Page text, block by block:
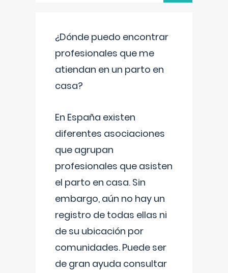
¿Dónde puedo encontrar
profesionales que me
atiendan en un parto en
casa?
En España existen
diferentes asociaciones
que agrupan
profesionales que asisten
el parto en casa. Sin
embargo, aún no hay un
registro de todas ellas ni
de su ubicación por
comunidades. Puede ser
de gran ayuda consultar